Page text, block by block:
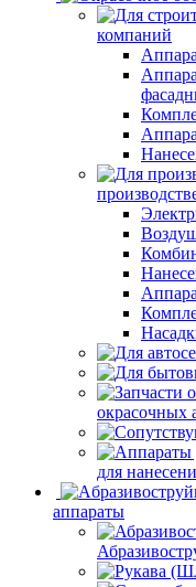
компаний
окрасочных
для
аппараты